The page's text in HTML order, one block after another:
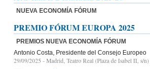
NUEVA ECONOMÍA FÓRUM
PREMIO FÓRUM EUROPA 2025
PREMIOS NUEVA ECONOMÍA FÓRUM
Antonio Costa, Presidente del Consejo Europeo
29/09/2025 - Madrid, Teatro Real (Plaza de Isabel II, s/